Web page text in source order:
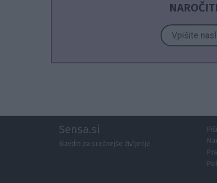
Sensa.si
Navdih za srečnejše življenje